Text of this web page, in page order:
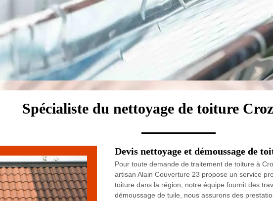
Spécialiste du nettoyage de toiture
Devis nettoyage et démoussage de
Pour toute demande de traitement de toiture à
artisan Alain Couverture 23 propose un service
toiture dans la région, notre équipe fournit des
démoussage de tuile, nous assurons des